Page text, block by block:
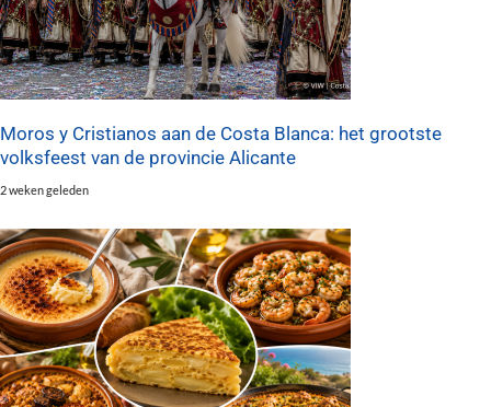
Moros y Cristianos aan de Costa Blanca: het grootste
volksfeest van de provincie Alicante
2 weken geleden